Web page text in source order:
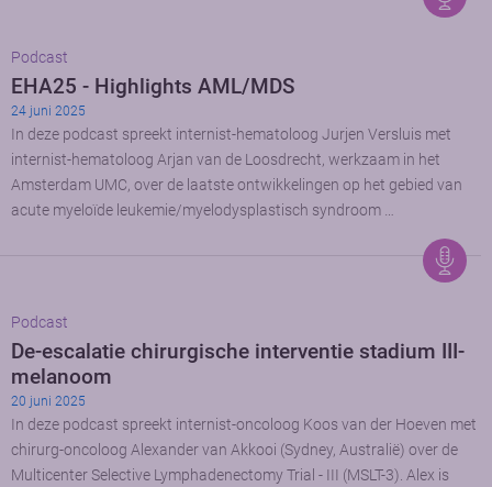
Podcast
EHA25 - Highlights AML/MDS
24 juni 2025
In deze podcast spreekt internist-hematoloog Jurjen Versluis met
internist-hematoloog Arjan van de Loosdrecht, werkzaam in het
Amsterdam UMC, over de laatste ontwikkelingen op het gebied van
acute myeloïde leukemie/myelodysplastisch syndroom …
Podcast
De-escalatie chirurgische interventie stadium III-
melanoom
20 juni 2025
In deze podcast spreekt internist-oncoloog Koos van der Hoeven met
chirurg-oncoloog Alexander van Akkooi (Sydney, Australië) over de
Multicenter Selective Lymphadenectomy Trial - III (MSLT-3). Alex is